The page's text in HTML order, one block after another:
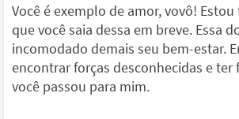
Você é exemplo de amor, vovô!
que você saia dessa em breve. Essa
incomodado demais seu bem-estar.
encontrar forças desconhecidas e ter
você passou para mim.